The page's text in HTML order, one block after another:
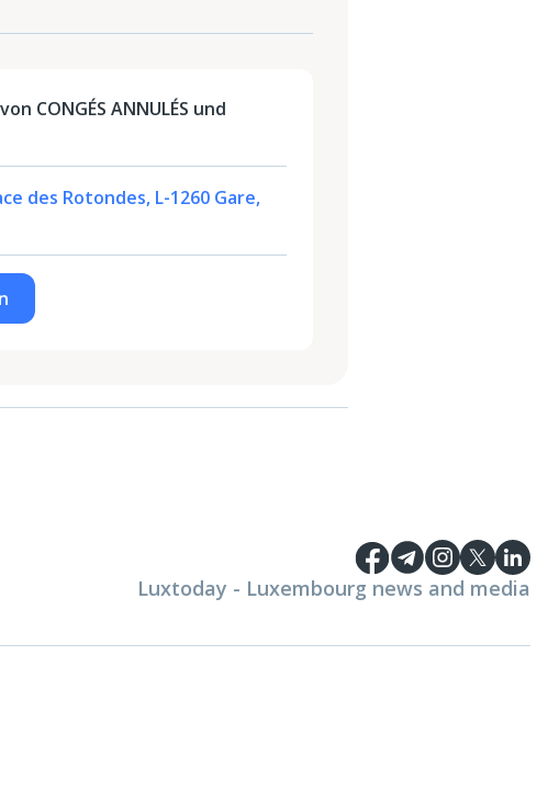
CONGÉS ANNULÉS und
des Rotondes, L-1260 Gare,
Luxtoday - Luxembourg news and media